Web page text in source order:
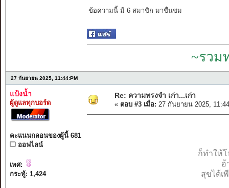
ข้อความนี้ มี 6 สมาชิก มาชื่นชม
~รวม
27 กันยายน 2025, 11:44:PM
แป้งน้ำ
ผู้ดูแลทุกบอร์ด
คะแนนกลอนของผู้นี้ 681
ออฟไลน์
เพศ:
กระทู้: 1,424
Re: ความทรงจำ เก่า...เก่า
« ตอบ #3 เมื่อ: 27 กันยายน 2025,
ก็ทำให้
อ้
สุขได้เ